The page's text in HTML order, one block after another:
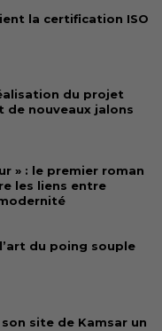
la certification ISO
du projet
de nouveaux jalons
» : le premier roman
les liens entre
du poing souple
site de Kamsar un